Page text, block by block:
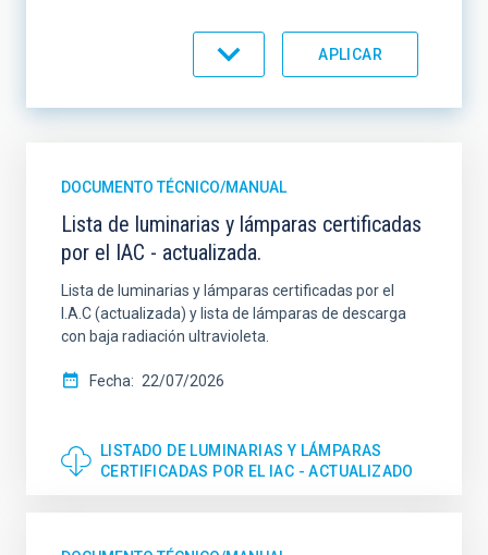
DOCUMENTO TÉCNICO/MANUAL
Lista de luminarias y lámparas certificadas
por el IAC - actualizada.
Lista de luminarias y lámparas certificadas por el
I.A.C (actualizada) y lista de lámparas de descarga
con baja radiación ultravioleta.
Fecha 22/07/2026
LISTADO DE LUMINARIAS Y LÁMPARAS
CERTIFICADAS POR EL IAC - ACTUALIZADO